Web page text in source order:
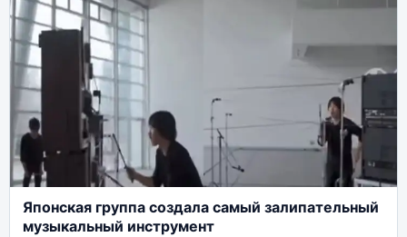
Японская группа создала самый залипательный
музыкальный инструмент